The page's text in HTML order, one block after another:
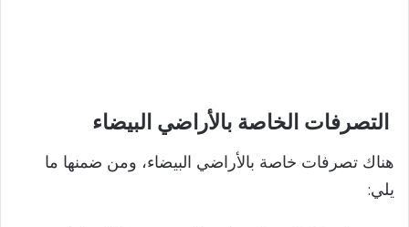
التصرفات الخاصة بالأراضي البيضاء
هناك تصرفات خاصة بالأراضي البيضاء، ومن ضمنها ما
يلي: